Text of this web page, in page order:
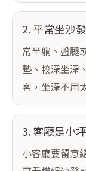
2. 平常坐沙
常半躺、盤腿
墊、較深坐深
客，坐深不用
3. 客廳是小
小客廳要留意